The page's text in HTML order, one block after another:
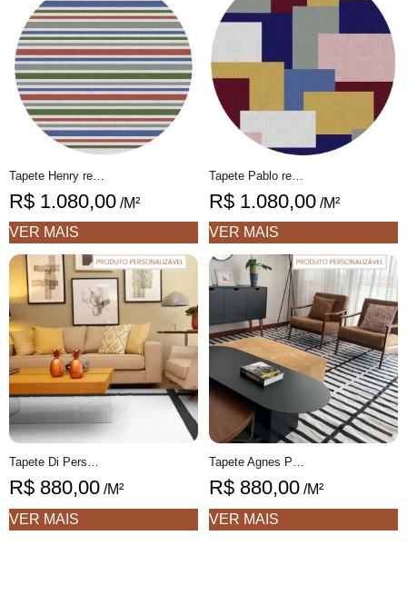
R$ 1.080,00 /M²
VER MAIS
R$ 1.080,00 /M²
VER MAIS
Tapete Di Personalizável desenhado feito à mão, 100% algodão reciclado
R$ 880,00 /M²
VER MAIS
Tapete Agnes Personalizável geométrico feito à mão, 100% algodão reciclado
R$ 880,00 /M²
VER MAIS